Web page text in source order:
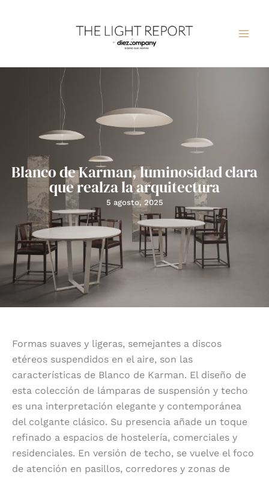
Blanco de Karman, luminosidad clara
que realza la arquitectura
5 agosto, 2025
Formas suaves y ligeras, semejantes a discos
etéreos suspendidos en el aire, son las
características de Blanco de Karman. El diseño de
esta colección de lámparas de suspensión y techo
es una interpretación elegante y contemporánea
del colgante clásico. Su presencia añade un toque
refinado a espacios de hostelería, comerciales y
residenciales. En versión de techo, se vuelve el foco
de atención en pasillos, corredores y zonas de